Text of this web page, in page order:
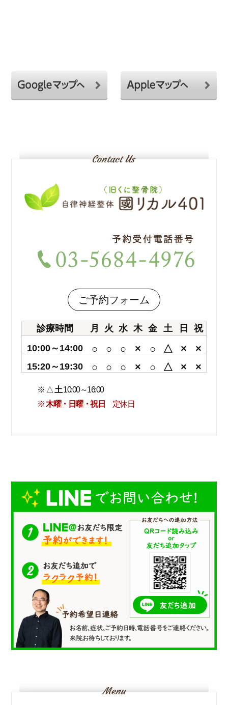
ご予約フォーム
診療時間 月 火 水 木 金 土 日
祝
10:00～14:00
○ ○ ○ × ○ △ × ×
15:20～19:30 ○ ○ ○ × ○ △ × ×
※ △ 土10:00～16:00
※木曜・日曜・祝日 定休日